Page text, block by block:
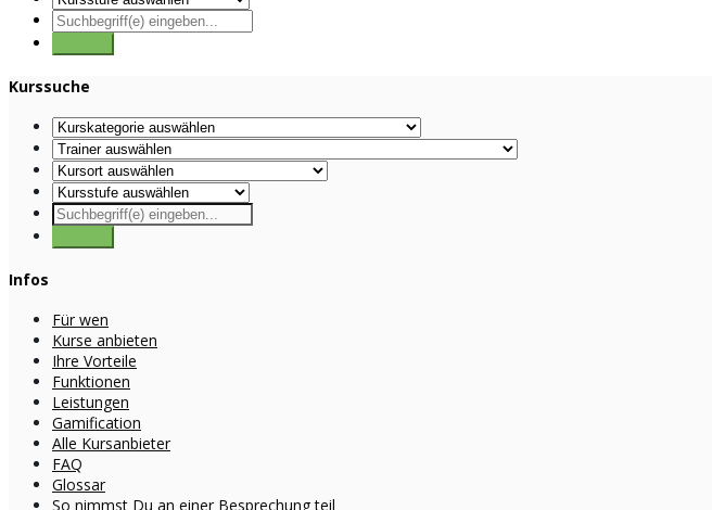
Kurssuche
Infos
Für wen
Kurse anbieten
Ihre Vorteile
Funktionen
Leistungen
Gamification
Alle Kursanbieter
FAQ
Glossar
So nimmst Du an einer Besprechung teil